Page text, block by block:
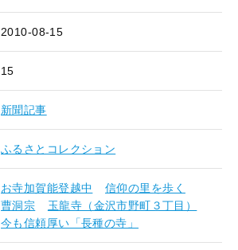
2010-08-15
15
新聞記事
ふるさとコレクション
お寺加賀能登越中
信仰の里を歩く
曹洞宗
玉龍寺（金沢市野町３丁目）
今も信頼厚い「長種の寺」